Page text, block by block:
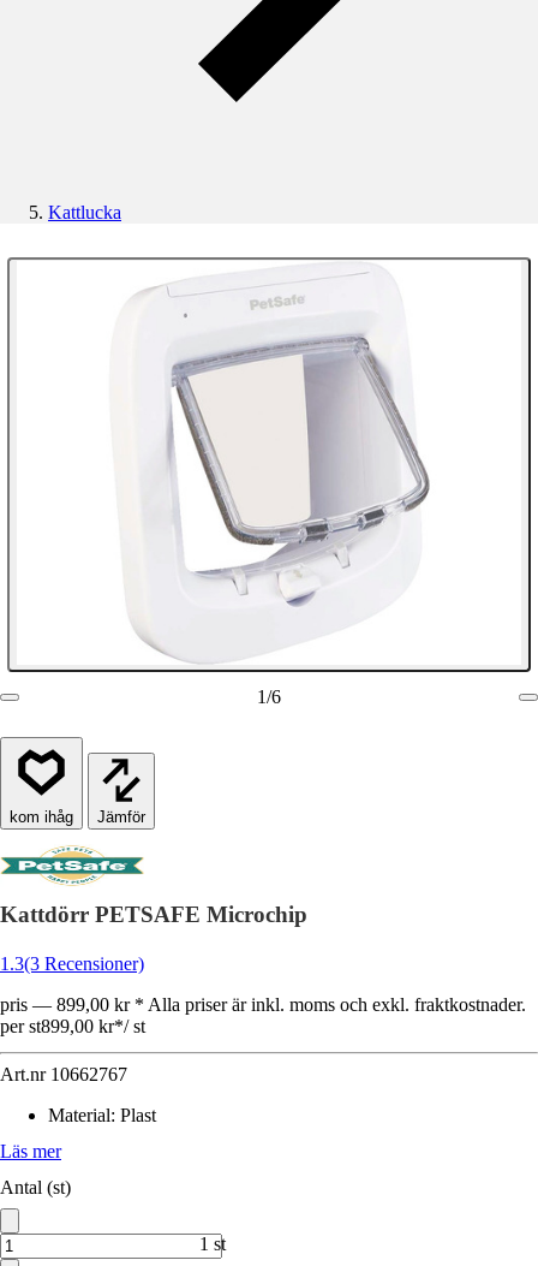
Kattlucka
1/6
Jämför
Kattdörr PETSAFE Microchip
1.3(3 Recensioner)
pris — 899,00 kr * Alla priser är inkl. moms och exkl. fraktkostnader.
per st899,00 kr*/ st
Art.nr 10662767
Material: Plast
Läs mer
Antal (st)
1 st